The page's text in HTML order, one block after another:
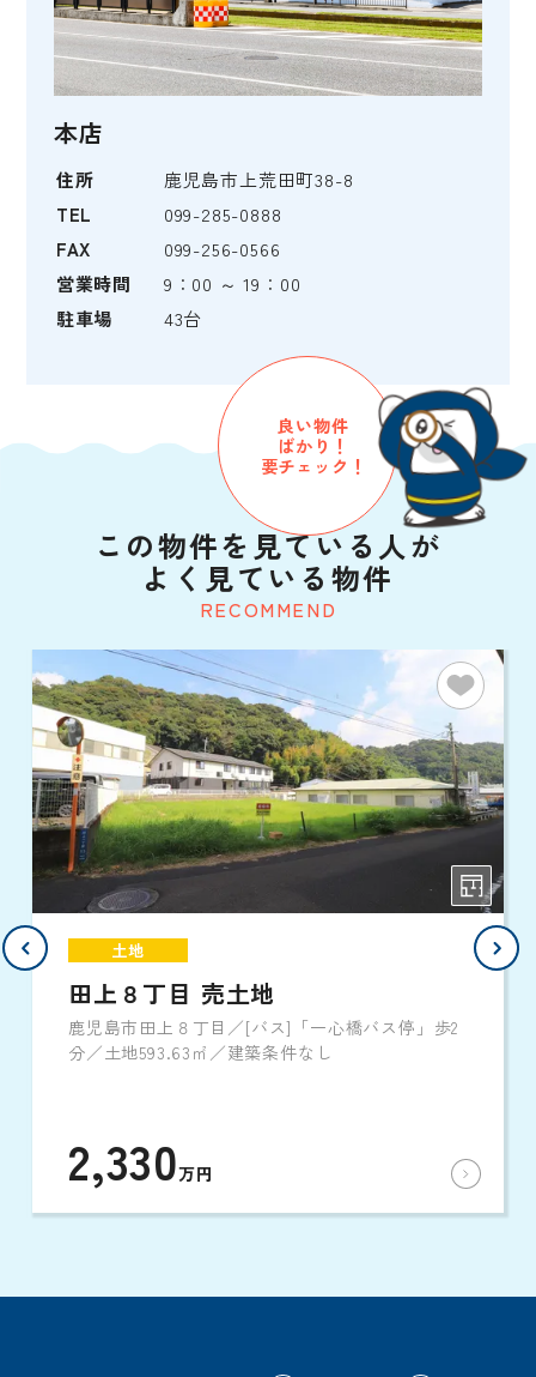
本店
住所
鹿児島市上荒田町38-8
TEL
099-285-0888
FAX
099-256-0566
営業時間
9：00 ～ 19：00
駐車場
43台
RECOMMEND
この物件を見ている人が
よく見ている物件
良い物件
ばかり！
要チェック！
土地
田上８丁目 売土地
鹿児島市田上８丁目／[バス]「一心橋バス停」歩2
分／土地593.63㎡／建築条件なし
2,330万円